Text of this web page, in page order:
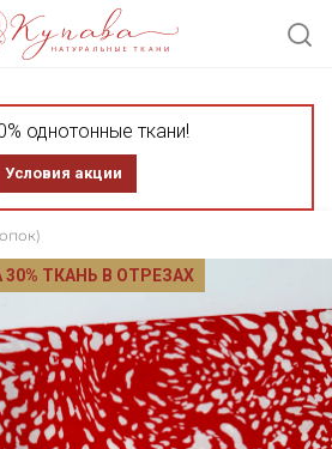
однотонные ткани!
Условия акции
ТКАНЬ В ОТРЕЗАХ